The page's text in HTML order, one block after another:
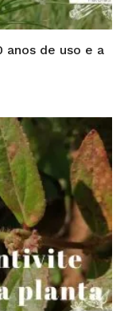
anos de uso e a